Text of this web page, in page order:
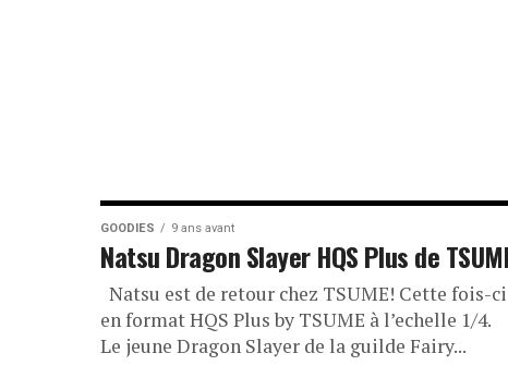
GOODIES 9 ans avant
Natsu Dragon Slayer HQS Plus de
Natsu est de retour chez TSUME! Cette fois-ci
en format HQS Plus by TSUME à l’echelle 1/4.
Le jeune Dragon Slayer de la guilde Fairy...